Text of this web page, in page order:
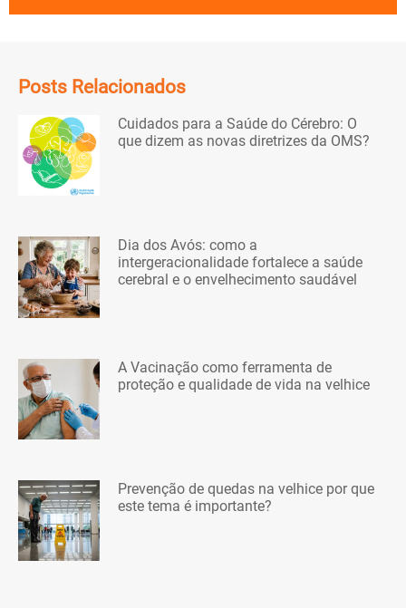
Posts Relacionados
Cuidados para a Saúde do Cérebro: O
que dizem as novas diretrizes da OMS?
Dia dos Avós: como a
intergeracionalidade fortalece a saúde
cerebral e o envelhecimento saudável
A Vacinação como ferramenta de
proteção e qualidade de vida na velhice
Prevenção de quedas na velhice por que
este tema é importante?